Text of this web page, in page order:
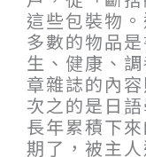
這些包裝物
多數的物品
生、健康、
章雜誌的內
次之的是日
長年累積下
期了，被主